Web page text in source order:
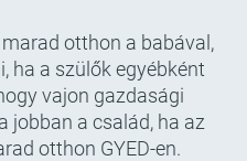
otthon a babával,
ha a szülők egyébként
vajon gazdasági
jobban a család, ha az
otthon GYED-en.